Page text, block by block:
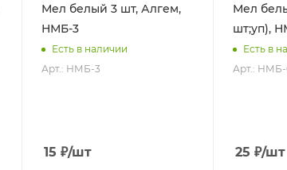
Мел белый 3 шт, Алгем,
НМБ-3
Есть в наличии
Арт.: НМБ-3
15 ₽/шт
Мел
шт;уп),
Есть в
Арт.: НМБ-
25 ₽/шт